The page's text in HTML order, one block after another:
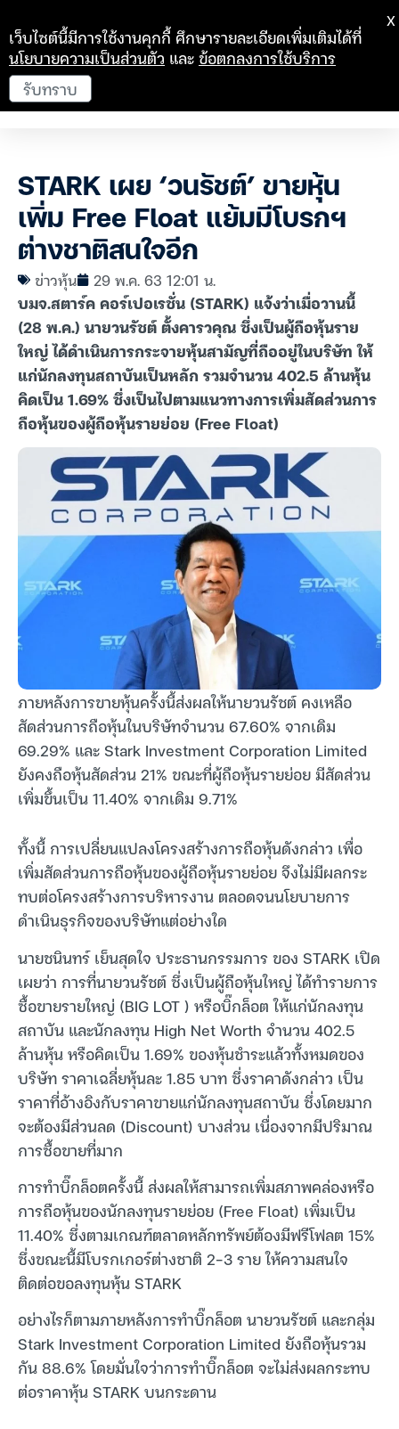
STARK เผย ‘วนรัชต์’ ขายหุ้น
เพิ่ม Free Float แย้มมีโบรกฯ
ต่างชาติสนใจอีก
ข่าวหุ้น 29 พ.ค. 63 12:01 น.
บมจ.สตาร์ค คอร์เปอเรชั่น (STARK) แจ้งว่าเมื่อวานนี้
(28 พ.ค.) นายวนรัชต์ ตั้งคารวคุณ ซึ่งเป็นผู้ถือหุ้นราย
ใหญ่ ได้ดำเนินการกระจายหุ้นสามัญที่ถืออยู่ในบริษัท ให้
แก่นักลงทุนสถาบันเป็นหลัก รวมจำนวน 402.5 ล้านหุ้น
คิดเป็น 1.69% ซึ่งเป็นไปตามแนวทางการเพิ่มสัดส่วนการ
ถือหุ้นของผู้ถือหุ้นรายย่อย (Free Float)
ภายหลังการขายหุ้นครั้งนี้ส่งผลให้นายวนรัชต์ คงเหลือ
สัดส่วนการถือหุ้นในบริษัทจำนวน 67.60% จากเดิม
69.29% และ Stark Investment Corporation Limited
ยังคงถือหุ้นสัดส่วน 21% ขณะที่ผู้ถือหุ้นรายย่อย มีสัดส่วน
เพิ่มขึ้นเป็น 11.40% จากเดิม 9.71%
ทั้งนี้ การเปลี่ยนแปลงโครงสร้างการถือหุ้นดังกล่าว เพื่อ
เพิ่มสัดส่วนการถือหุ้นของผู้ถือหุ้นรายย่อย จึงไม่มีผลกระ
ทบต่อโครงสร้างการบริหารงาน ตลอดจนนโยบายการ
ดำเนินธุรกิจของบริษัทแต่อย่างใด
นายชนินทร์ เย็นสุดใจ ประธานกรรมการ ของ STARK เปิด
เผยว่า การที่นายวนรัชต์ ซึ่งเป็นผู้ถือหุ้นใหญ่ ได้ทำรายการ
ซื้อขายรายใหญ่ (BIG LOT ) หรือบิ๊กล็อต ให้แก่นักลงทุน
สถาบัน และนักลงทุน High Net Worth จำนวน 402.5
ล้านหุ้น หรือคิดเป็น 1.69% ของหุ้นชำระแล้วทั้งหมดของ
บริษัท ราคาเฉลี่ยหุ้นละ 1.85 บาท ซึ่งราคาดังกล่าว เป็น
ราคาที่อ้างอิงกับราคาขายแก่นักลงทุนสถาบัน ซึ่งโดยมาก
จะต้องมีส่วนลด (Discount) บางส่วน เนื่องจากมีปริมาณ
การซื้อขายที่มาก
การทำบิ๊กล็อตครั้งนี้ ส่งผลให้สามารถเพิ่มสภาพคล่องหรือ
การถือหุ้นของนักลงทุนรายย่อย (Free Float) เพิ่มเป็น
11.40% ซึ่งตามเกณฑ์ตลาดหลักทรัพย์ต้องมีฟรีโฟลต 15%
ซึ่งขณะนี้มีโบรกเกอร์ต่างชาติ 2-3 ราย ให้ความสนใจ
ติดต่อขอลงทุนหุ้น STARK
อย่างไรก็ตามภายหลังการทำบิ๊กล็อต นายวนรัชต์ และกลุ่ม
Stark Investment Corporation Limited ยังถือหุ้นรวม
กัน 88.6% โดยมั่นใจว่าการทำบิ๊กล็อต จะไม่ส่งผลกระทบ
ต่อราคาหุ้น STARK บนกระดาน
เว็บไซต์นี้มีการใช้งานคุกกี้ ศึกษารายละเอียดเพิ่มเติมได้ที่
นโยบายความเป็นส่วนตัว และข้อตกลงการใช้บริการ
รับทราบ
X